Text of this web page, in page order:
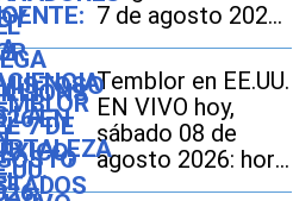
7 de agosto 2026:
mira los
resultados del
sorteo con
jackpot de $70
millones en EE.UU.
Temblor en EE.UU.
EN VIVO hoy,
sábado 08 de
agosto 2026: hora
exacta, magnitud y